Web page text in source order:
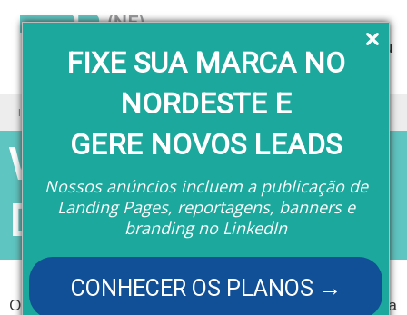
FIXE SUA MARCA NO
NORDESTE E
GERE NOVOS LEADS
Nossos anúncios incluem a publicação de
Landing Pages, reportagens, banners e
branding no LinkedIn
CONHECER OS PLANOS →
Menu
Home Webinar sobre o Digifort Drone
Webinar sobre o
Digifort Drone
O que você sabe sobre o uso de Drones na segurança